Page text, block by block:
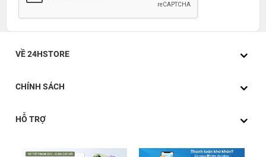
VỀ 24HSTORE
CHÍNH SÁCH
HỖ TRỢ